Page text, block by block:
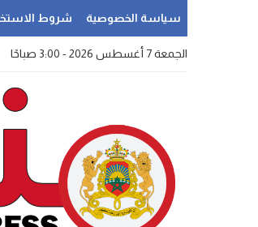
سياسة الخصوصية شروط
الجمعة 7 أغسطس 2026 - 3:00 صباحًا